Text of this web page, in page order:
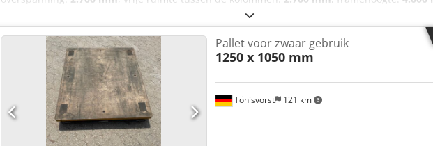
, belasting per spantpaar (max.):
schaphoogte:4.000 mm, Palletstelling-installatie: Credpfezr Dtiex Ag Hsf 7 x dubbele rijen
hoog, elk met 2 liggerniveaus (vrije breedte 2700) Omvang: 70 staanders 4 m hoog
vloerankers 70 afstandhouders voor dubbele rijen 224 liggers 2,7 m lang, 0,09 m hoog
draagvermogenborden Levering franco bouwplaats Staanders geschroefd, niet
Levering: - max. 20 werkdagen na ontvangst van betaling - franco bouwplaats /
vanaf de vrachtwagen gebeurt door de koper met eigen heftruck - Leveringen in geheel
behalve eilanden! Leveringen naar EU-landen in overleg.
Tönisvorst 121 km
Pallet voor zwaar gebruik
1250 x 1050 mm